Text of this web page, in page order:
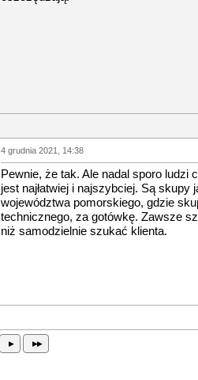
4 grudnia 2021, 14:38
Pewnie, że tak. Ale nadal sporo ludzi
jest najłatwiej i najszybciej. Są skupy
województwa pomorskiego, gdzie
technicznego, za gotówkę. Zawsze
niż samodzielnie szukać klienta.
▸ ▸▸